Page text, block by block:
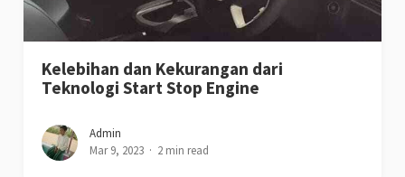
Kelebihan dan Kekurangan dari
Teknologi Start Stop Engine
Admin
Mar 9, 2023
2 min read